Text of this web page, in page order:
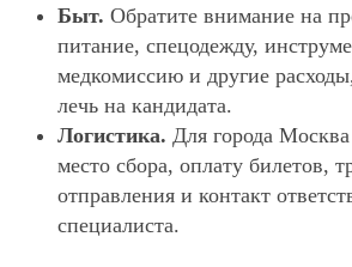
Быт. Обратите внимание на
питание, спецодежду,
медкомиссию и другие
лечь на кандидата.
Логистика. Для города
место сбора, оплату билетов,
отправления и контакт
специалиста.